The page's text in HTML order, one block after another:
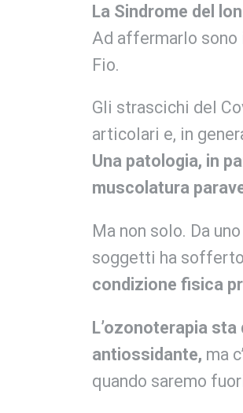
La Sindrome del
Ad affermarlo
Fio.
Gli strascichi del
articolari e, in
Una patologia, in
muscolatura
Ma non solo. Da
soggetti ha
condizione fisica
L’ozonoterapia
antiossidante, ma
quando saremo